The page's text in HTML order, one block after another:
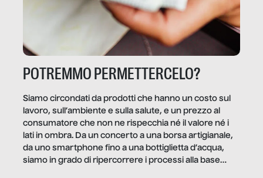
POTREMMO PERMETTERCELO?
Siamo circondati da prodotti che hanno un costo sul
lavoro, sull’ambiente e sulla salute, e un prezzo al
consumatore che non ne rispecchia né il valore né i
lati in ombra. Da un concerto a una borsa artigianale,
da uno smartphone fino a una bottiglietta d’acqua,
siamo in grado di ripercorrere i processi alla base